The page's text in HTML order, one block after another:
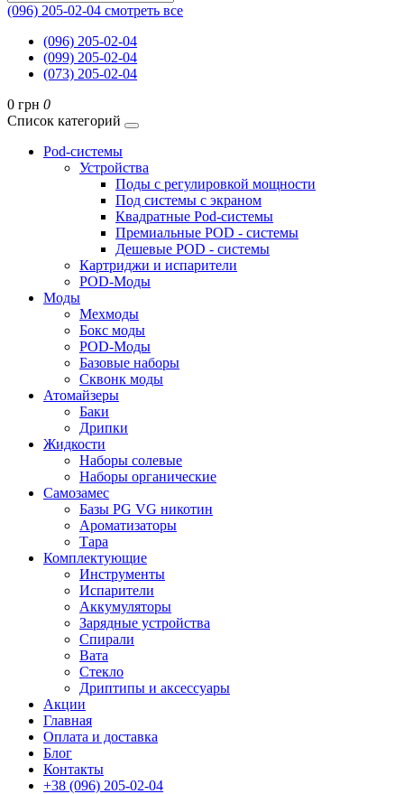
(096) 205-02-04 смотреть все
(096) 205-02-04
(099) 205-02-04
(073) 205-02-04
0 грн 0
Список категорий
Pod-системы
Устройства
Поды с регулировкой мощности
Под системы с экраном
Квадратные Pod-системы
Премиальные POD - системы
Дешевые POD - системы
Картриджи и испарители
POD-Моды
Моды
Мехмоды
Бокс моды
POD-Моды
Базовые наборы
Сквонк моды
Атомайзеры
Баки
Дрипки
Жидкости
Наборы солевые
Наборы органические
Самозамес
Базы PG VG никотин
Ароматизаторы
Тара
Комплектующие
Инструменты
Испарители
Аккумуляторы
Зарядные устройства
Спирали
Вата
Стекло
Дриптипы и аксессуары
Акции
Главная
Оплата и доставка
Блог
Контакты
+38 (096) 205-02-04